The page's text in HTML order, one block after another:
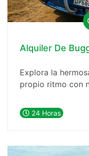
Alquiler De
Explora la
propio ritmo con
perfecta para
disfrutar de una
24 Horas